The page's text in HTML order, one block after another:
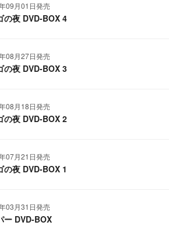
09月01日発売
の夜 DVD-BOX 4
08月27日発売
の夜 DVD-BOX 3
08月18日発売
の夜 DVD-BOX 2
07月21日発売
の夜 DVD-BOX 1
03月31日発売
ー DVD-BOX